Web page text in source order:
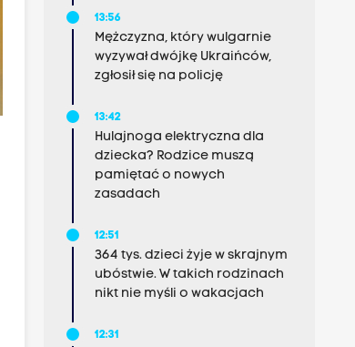
13:56
Mężczyzna, który wulgarnie
wyzywał dwójkę Ukraińców,
zgłosił się na policję
13:42
Hulajnoga elektryczna dla
dziecka? Rodzice muszą
pamiętać o nowych
zasadach
12:51
364 tys. dzieci żyje w skrajnym
ubóstwie. W takich rodzinach
nikt nie myśli o wakacjach
12:31